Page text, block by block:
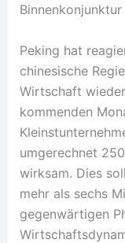
Binnenkonjunktur
Peking hat
chinesische
Wirtschaft
kommenden
umgerechnet
wirksam. Dies
mehr als sechs
gegenwärtigen